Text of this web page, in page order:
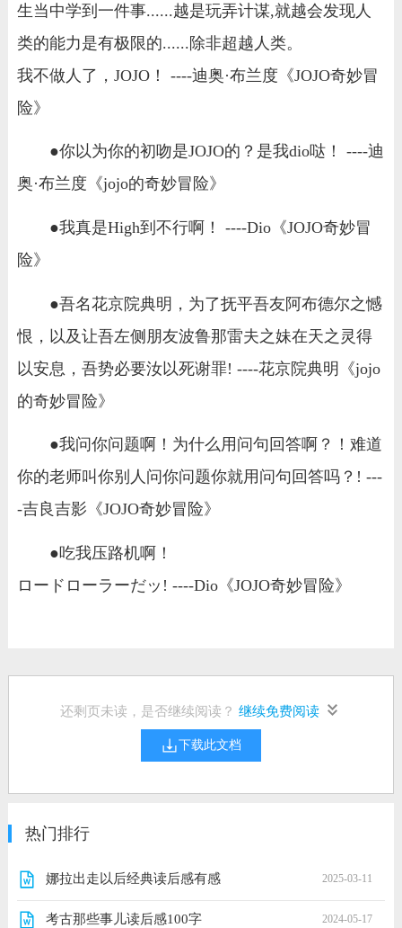
生当中学到一件事......越是玩弄计谋,就越会发现人
类的能力是有极限的......除非超越人类。
我不做人了，JOJO！ ----迪奥·布兰度《JOJO奇妙冒
险》
●你以为你的初吻是JOJO的？是我dio哒！ ----迪
奥·布兰度《jojo的奇妙冒险》
●我真是High到不行啊！ ----Dio《JOJO奇妙冒
险》
●吾名花京院典明，为了抚平吾友阿布德尔之憾
恨，以及让吾左侧朋友波鲁那雷夫之妹在天之灵得
以安息，吾势必要汝以死谢罪! ----花京院典明《jojo
的奇妙冒险》
●我问你问题啊！为什么用问句回答啊？！难道
你的老师叫你别人问你问题你就用问句回答吗？! ---
-吉良吉影《JOJO奇妙冒险》
●吃我压路机啊！
ロードローラーだッ! ----Dio《JOJO奇妙冒险》
还剩 页未读，是否继续阅读？ 继续免费阅读
下载此文档
热门排行
娜拉出走以后经典读后感有感 2025-03-11
考古那些事儿读后感100字 2024-05-17